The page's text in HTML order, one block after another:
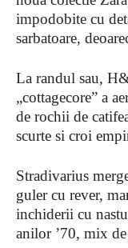
impodobite cu
sarbatoare,
La randul sau,
„cottagecore” a
de rochii de
scurte si croi
Stradivarius
guler cu rever,
inchiderii cu
anilor ’70, mix